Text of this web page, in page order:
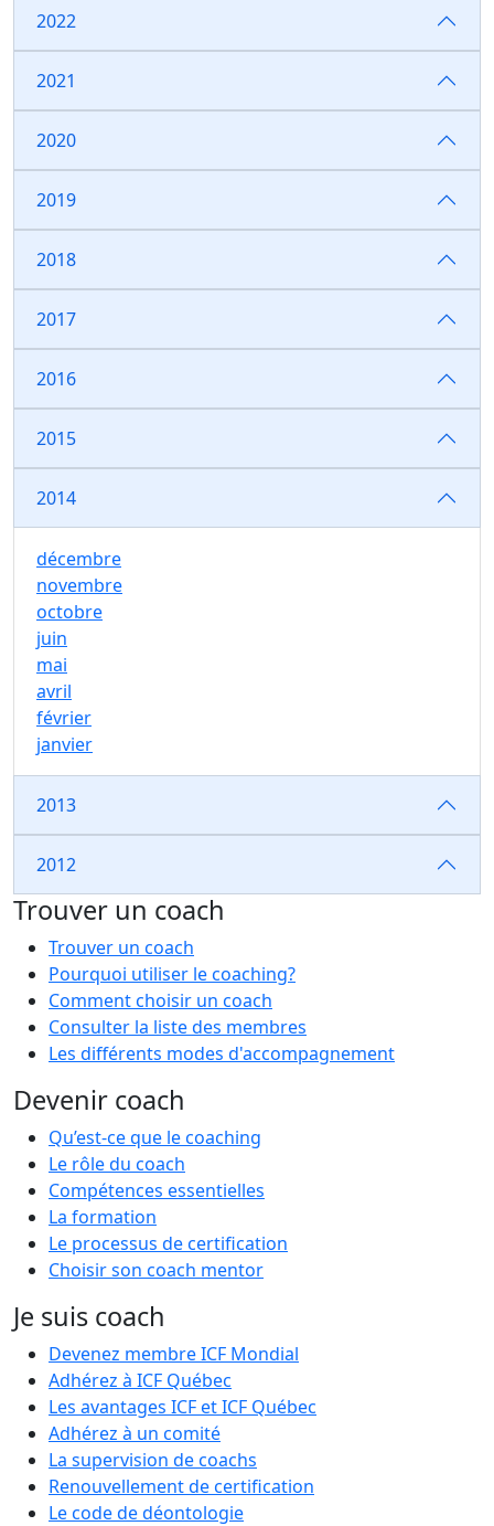
2022
2021
2020
2019
2018
2017
2016
2015
2014
décembre
novembre
octobre
juin
mai
avril
février
janvier
2013
2012
Trouver un coach
Trouver un coach
Pourquoi utiliser le coaching?
Comment choisir un coach
Consulter la liste des membres
Les différents modes d'accompagnement
Devenir coach
Qu’est-ce que le coaching
Le rôle du coach
Compétences essentielles
La formation
Le processus de certification
Choisir son coach mentor
Je suis coach
Devenez membre ICF Mondial
Adhérez à ICF Québec
Les avantages ICF et ICF Québec
Adhérez à un comité
La supervision de coachs
Renouvellement de certification
Le code de déontologie